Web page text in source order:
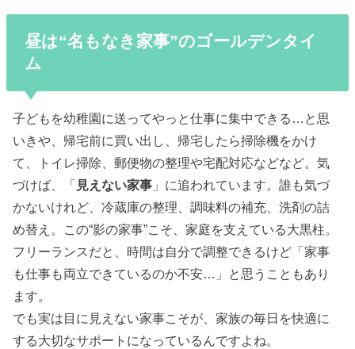
昼は“名もなき家事”のゴールデンタイ
ム
子どもを幼稚園に送ってやっと仕事に集中できる…と思
いきや、帰宅前に買い出し、帰宅したら掃除機をかけ
て、トイレ掃除、郵便物の整理や宅配対応などなど。気
づけば、「 見えない家事 」に追われています。誰も気づ
かないけれど、冷蔵庫の整理、調味料の補充、洗剤の詰
め替え。この“影の家事”こそ、家庭を支えている大黒柱。
フリーランスだと、時間は自分で調整できるけど「家事
も仕事も両立できているのか不安…」と思うこともあり
ます。
でも実は目に見えない家事こそが、家族の毎日を快適に
する大切なサポートになっているんですよね。